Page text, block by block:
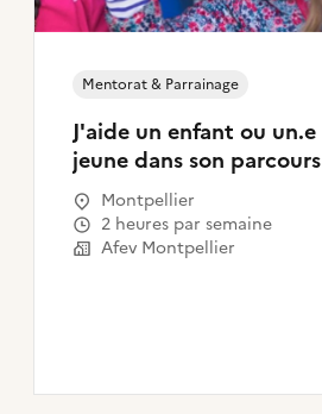
J'aide un enfant ou un.e
jeune dans son parcours
Mentorat & Parrainage
Montpellier
2 heures par semaine
Afev Montpellier